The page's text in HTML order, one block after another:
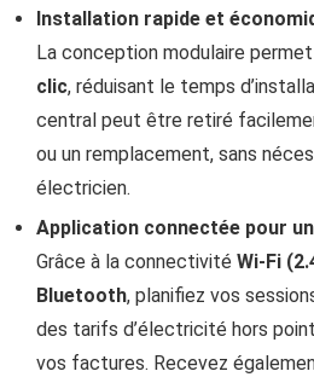
Installation rapide et
La conception modulaire
clic, réduisant le temps
central peut être retiré
ou un remplacement, sans
électricien.
Application connectée pour
Grâce à la connectivité Wi-Fi
Bluetooth, planifiez vos
des tarifs d’électricité hors
vos factures. Recevez